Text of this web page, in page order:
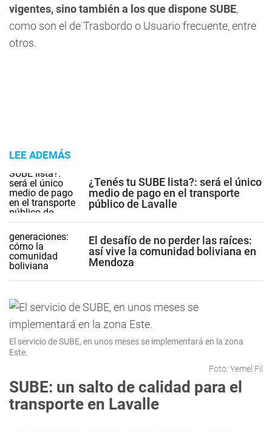
vigentes, sino también a los que dispone SUBE,
como son el de Trasbordo o Usuario frecuente, entre
otros.
LEE ADEMÁS
¿Tenés tu SUBE lista?: será el único
medio de pago en el transporte
público de Lavalle
El desafío de no perder las raíces:
así vive la comunidad boliviana en
Mendoza
El servicio de SUBE, en unos meses se implementará en la zona
Este.
Foto: Yemel Fil
SUBE: un salto de calidad para el
transporte en Lavalle